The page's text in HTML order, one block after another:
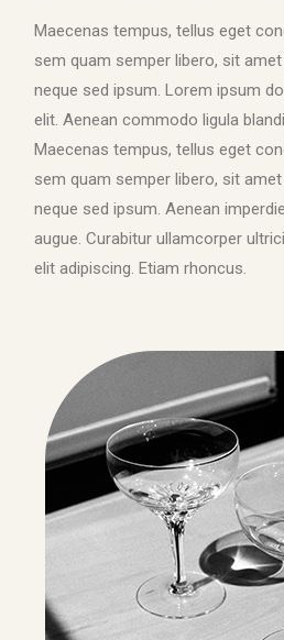
Maecenas tempus, tellus eget
sem quam semper libero, sit
neque sed ipsum. Lorem ipsum
elit. Aenean commodo ligula
Maecenas tempus, tellus eget
sem quam semper libero, sit
neque sed ipsum. Aenean
augue. Curabitur ullamcorper
elit adipiscing. Etiam rhoncus.